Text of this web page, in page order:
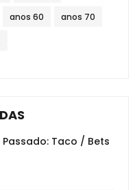
anos 60 anos 70
Taco / Bets